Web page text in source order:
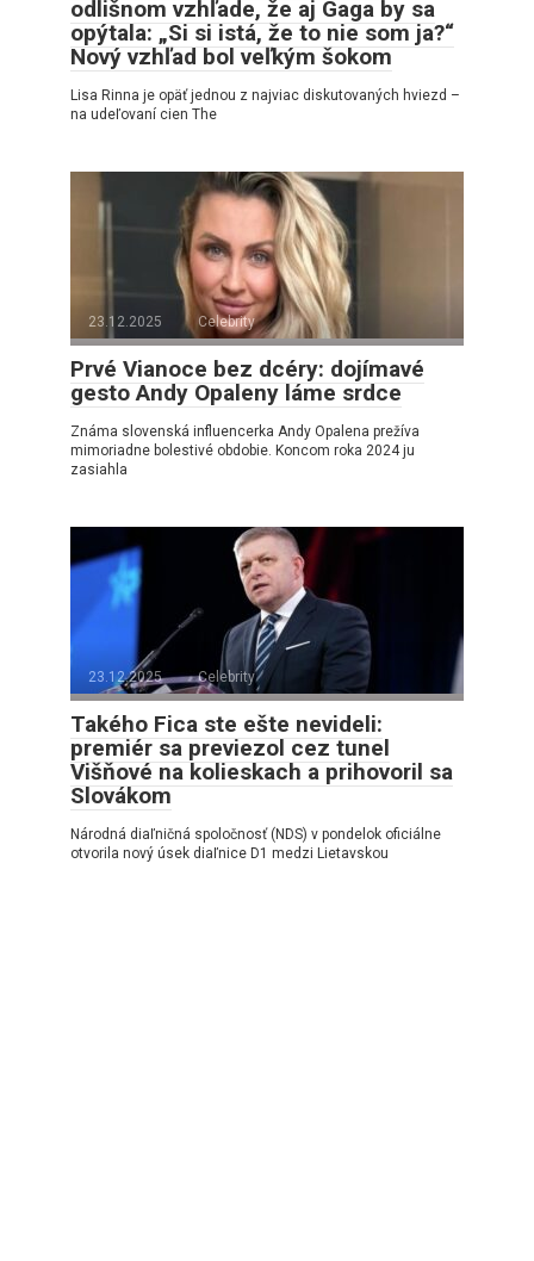
odlišnom vzhľade, že aj Gaga by sa
opýtala: „Si si istá, že to nie som ja?“
Nový vzhľad bol veľkým šokom
Lisa Rinna je opäť jednou z najviac diskutovaných hviezd –
na udeľovaní cien The
23.12.2025 Celebrity
Prvé Vianoce bez dcéry: dojímavé
gesto Andy Opaleny láme srdce
Známa slovenská influencerka Andy Opalena prežíva
mimoriadne bolestivé obdobie. Koncom roka 2024 ju
zasiahla
23.12.2025 Celebrity
Takého Fica ste ešte nevideli:
premiér sa previezol cez tunel
Višňové na kolieskach a prihovoril sa
Slovákom
Národná diaľničná spoločnosť (NDS) v pondelok oficiálne
otvorila nový úsek diaľnice D1 medzi Lietavskou